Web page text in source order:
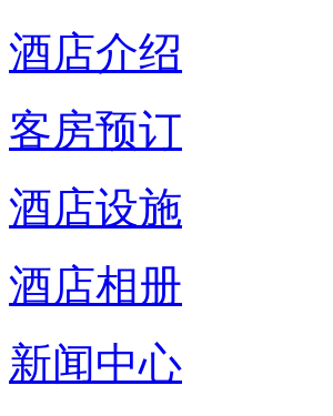
酒店介绍
客房预订
酒店设施
酒店相册
新闻中心